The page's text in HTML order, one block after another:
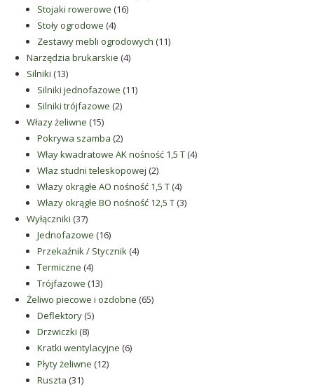
Stojaki rowerowe 1616
Stoły ogrodowe 44
produkty
Zestawy mebli ogrodowych 1111
Narzędzia brukarskie 44
Silniki 1313
produktów
Silniki jednofazowe 1111
Silniki trójfazowe 22
Włazy żeliwne 1515
produktów
Pokrywa szamba 22
produkty
Włay kwadratowe AK nośność 1,5 T 44
Właz studni teleskopowej 22
produkty
Włazy okrągłe AO nośność 1,5 T 44
produkty
Włazy okrągłe BO nośność 12,5 T 33
Wyłączniki 3737
produktów
Jednofazowe 1616
produktów
Przekaźnik / Stycznik 44
Termiczne 44
produkty
Trójfazowe 1313
produktów
Żeliwo piecowe i ozdobne 6565
Deflektory 55
Drzwiczki 88
produktów
Kratki wentylacyjne 66
Płyty żeliwne 1212
Ruszta 3131